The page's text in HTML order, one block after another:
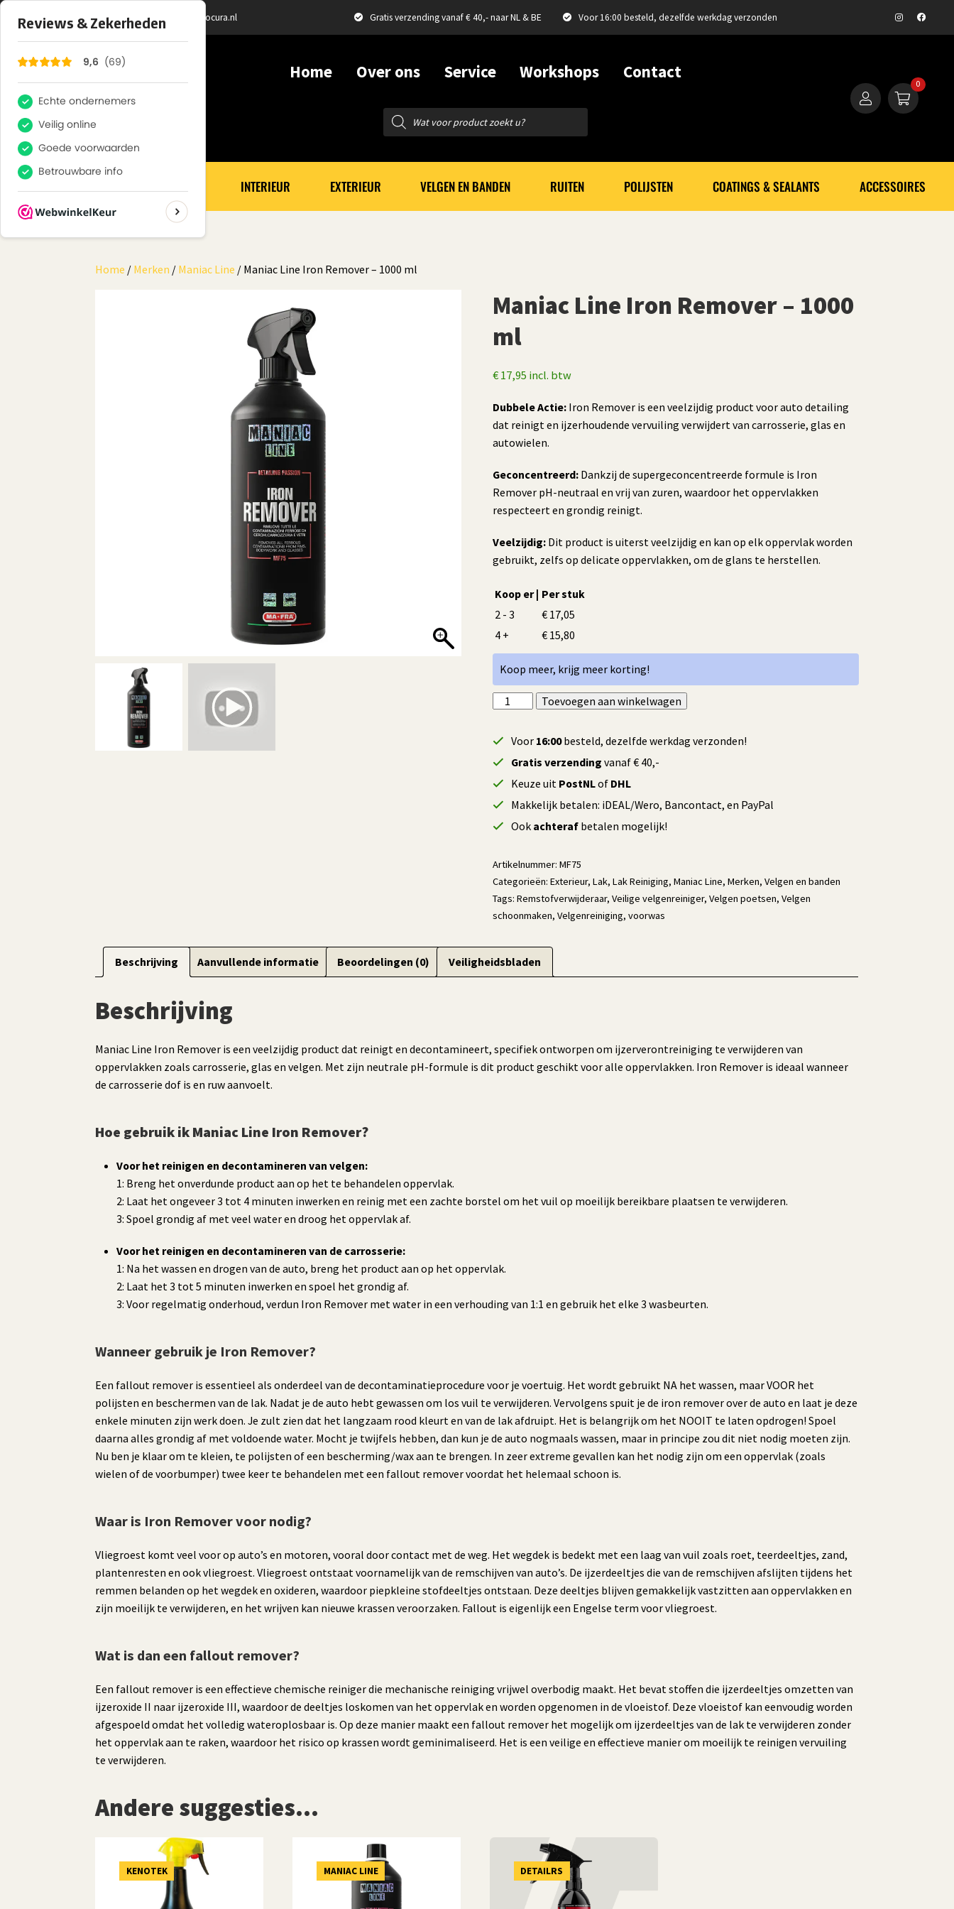
+ 31 (0) 6100 366 32 info@autocura.nl Gratis verzending vanaf € 40,- naar NL & BE Voor 16:00 besteld, dezelfde werkdag verzonden
Home Over ons Service Workshops Contact
Producten
zoeken
0
ALLE PRODUCTEN PAKKETTEN INTERIEUR EXTERIEUR VELGEN EN BANDEN RUITEN POLIJSTEN COATINGS & SEALANTS ACCESSOIRES
Home / Merken / Maniac Line / Maniac Line Iron Remover – 1000 ml
Maniac Line Iron Remover – 1000
ml
€17,95 incl. btw
Dubbele Actie:Iron Remover is een veelzijdig product voor auto detailing
dat reinigt en ijzerhoudende vervuiling verwijdert van carrosserie, glas en
autowielen.
Geconcentreerd: Dankzij de supergeconcentreerde formule is Iron
Remover pH-neutraal en vrij van zuren, waardoor het oppervlakken
respecteert en grondig reinigt.
Veelzijdig:Dit product is uiterst veelzijdig en kan op elk oppervlak worden
gebruikt, zelfs op delicate oppervlakken, om de glans te herstellen.
Koop er | Per stuk
2 - 3
€17,05
4 +
€15,80
Koop meer, krijg meer korting!
Maniac
Iron
1000
ml
aantal
Toevoegen aan winkelwagen
Voor 16:00besteld, dezelfde werkdag verzonden!
Gratis verzending vanaf € 40,-
Keuze uit PostNLof DHL
Makkelijk betalen: iDEAL/Wero, Bancontact, en PayPal
Ook achterafbetalen mogelijk!
Artikelnummer: MF75
Categorieën: Exterieur, Lak, Lak Reiniging, Maniac Line, Merken, Velgen en banden
Tags: Remstofverwijderaar, Veilige velgenreiniger, Velgen poetsen, Velgen
schoonmaken, Velgenreiniging, voorwas
Beschrijving Aanvullende informatie Beoordelingen (0) Veiligheidsbladen
Beschrijving
Maniac Line Iron Remover is een veelzijdig product dat reinigt en decontamineert, specifiek ontworpen om ijzerverontreiniging te verwijderen van
oppervlakken zoals carrosserie, glas en velgen. Met zijn neutrale pH-formule is dit product geschikt voor alle oppervlakken. Iron Remover is ideaal wanneer
de carrosserie dof is en ruw aanvoelt.
Hoe gebruik ik Maniac Line Iron Remover?
Voor het reinigen en decontamineren van velgen:
1: Breng het onverdunde product aan op het te behandelen oppervlak.
2: Laat het ongeveer 3 tot 4 minuten inwerken en reinig met een zachte borstel om het vuil op moeilijk bereikbare plaatsen te verwijderen.
3: Spoel grondig af met veel water en droog het oppervlak af.
Voor het reinigen en decontamineren van de carrosserie:
1: Na het wassen en drogen van de auto, breng het product aan op het oppervlak.
2: Laat het 3 tot 5 minuten inwerken en spoel het grondig af.
3: Voor regelmatig onderhoud, verdun Iron Remover met water in een verhouding van 1:1 en gebruik het elke 3 wasbeurten.
Wanneer gebruik je Iron Remover?
Een fallout remover is essentieel als onderdeel van de decontaminatieprocedure voor je voertuig. Het wordt gebruikt NA het wassen, maar VOOR het
polijsten en beschermen van de lak. Nadat je de auto hebt gewassen om los vuil te verwijderen. Vervolgens spuit je de iron remover over de auto en laat je deze
enkele minuten zijn werk doen. Je zult zien dat het langzaam rood kleurt en van de lak afdruipt. Het is belangrijk om het NOOIT te laten opdrogen! Spoel
daarna alles grondig af met voldoende water. Mocht je twijfels hebben, dan kun je de auto nogmaals wassen, maar in principe zou dit niet nodig moeten zijn.
Nu ben je klaar om te kleien, te polijsten of een bescherming/wax aan te brengen. In zeer extreme gevallen kan het nodig zijn om een oppervlak (zoals
wielen of de voorbumper) twee keer te behandelen met een fallout remover voordat het helemaal schoon is.
Waar is Iron Remover voor nodig?
Vliegroest komt veel voor op auto’s en motoren, vooral door contact met de weg. Het wegdek is bedekt met een laag van vuil zoals roet, teerdeeltjes, zand,
plantenresten en ook vliegroest. Vliegroest ontstaat voornamelijk van de remschijven van auto’s. De ijzerdeeltjes die van de remschijven afslijten tijdens het
remmen belanden op het wegdek en oxideren, waardoor piepkleine stofdeeltjes ontstaan. Deze deeltjes blijven gemakkelijk vastzitten aan oppervlakken en
zijn moeilijk te verwijderen, en het wrijven kan nieuwe krassen veroorzaken. Fallout is eigenlijk een Engelse term voor vliegroest.
Wat is dan een fallout remover?
Een fallout remover is een effectieve chemische reiniger die mechanische reiniging vrijwel overbodig maakt. Het bevat stoffen die ijzerdeeltjes omzetten van
ijzeroxide II naar ijzeroxide III, waardoor de deeltjes loskomen van het oppervlak en worden opgenomen in de vloeistof. Deze vloeistof kan eenvoudig worden
afgespoeld omdat het volledig wateroplosbaar is. Op deze manier maakt een fallout remover het mogelijk om ijzerdeeltjes van de lak te verwijderen zonder
het oppervlak aan te raken, waardoor het risico op krassen wordt geminimaliseerd. Het is een veilige en effectieve manier om moeilijk te reinigen vervuiling
te verwijderen.
Andere suggesties…
KENOTEK MANIAC LINE DETAILRS